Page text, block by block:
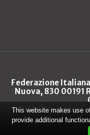
Federazione
Nuova, 830 00191
FIDAL Copyright ©
This website makes use
provide additional